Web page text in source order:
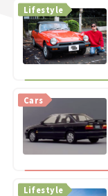
Lifestyle
Cars
Lifestyle